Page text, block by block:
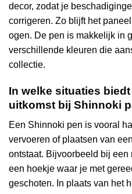
decor, zodat je
corrigeren. Zo blijft het
ogen. De pen is makkelijk in
verschillende kleuren die
collectie.
In welke situaties
uitkomst bij Shinnoki
Een Shinnoki pen is vooral
vervoeren of plaatsen van
ontstaat. Bijvoorbeeld bij een
een hoekje waar je met
geschoten. In plaats van het